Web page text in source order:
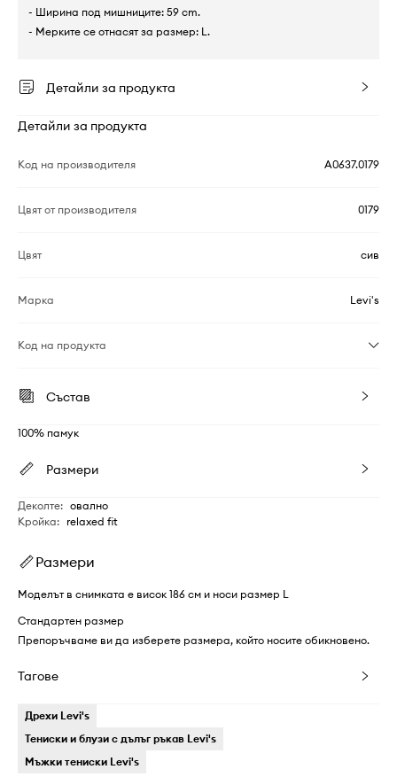
- Ширина под мишниците: 59 cm.
- Мерките се отнасят за размер: L.
Детайли за продукта
Детайли за продукта
Код на производителя A0637.0179
Цвят от производителя 0179
Цвят сив
Марка Levi's
Код на продукта
Състав
100% памук
Размери
Деколте: овално
Кройка: relaxed fit
Размери
Моделът в снимката е висок 186 см и носи размер L
Стандартен размер
Препоръчваме ви да изберете размера, който носите обикновено.
Тагове
Дрехи Levi's
Тениски и блузи с дълъг ръкав Levi's
Мъжки тениски Levi's